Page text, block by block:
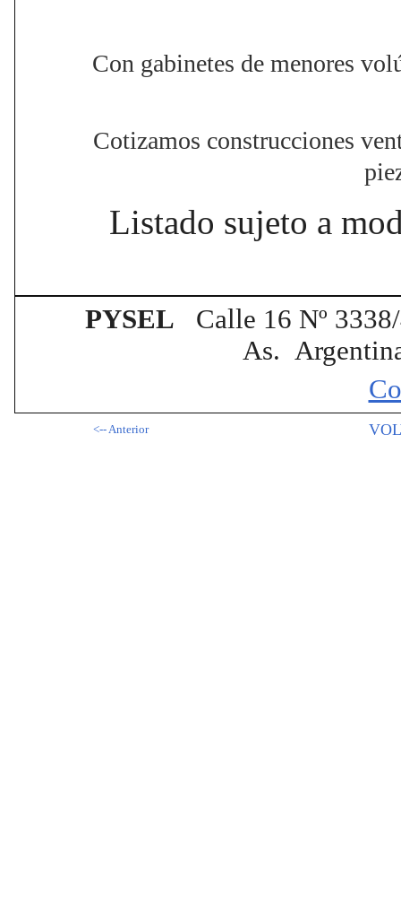
Con gabinetes de menores
Cotizamos construcciones
Listado sujeto a
PYSEL Calle 16 Nº
As.
<-- Anterior